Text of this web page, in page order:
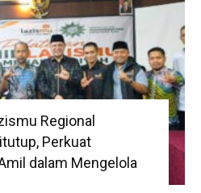
Regional
Perkuat
dalam Mengelola